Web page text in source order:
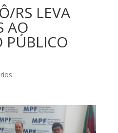
RS LEVA
AO
PÚBLICO